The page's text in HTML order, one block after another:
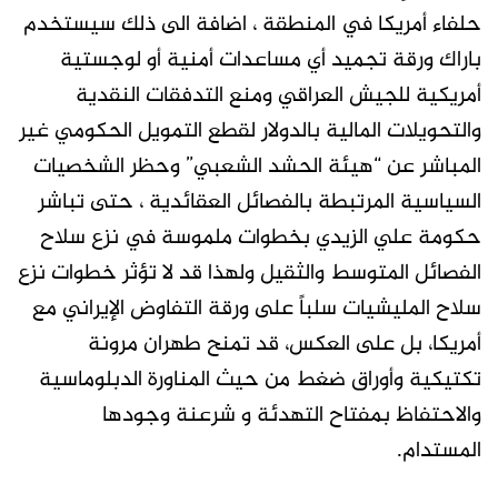
حلفاء أمريكا في المنطقة ، اضافة الى ذلك سيستخدم
باراك ورقة تجميد أي مساعدات أمنية أو لوجستية
أمريكية للجيش العراقي ومنع التدفقات النقدية
والتحويلات المالية بالدولار لقطع التمويل الحكومي غير
المباشر عن “هيئة الحشد الشعبي” وحظر الشخصيات
السياسية المرتبطة بالفصائل العقائدية ، حتى تباشر
حكومة علي الزيدي بخطوات ملموسة في نزع سلاح
الفصائل المتوسط والثقيل ولهذا قد لا تؤثر خطوات نزع
سلاح المليشيات سلباً على ورقة التفاوض الإيراني مع
أمريكا، بل على العكس، قد تمنح طهران مرونة
تكتيكية وأوراق ضغط من حيث المناورة الدبلوماسية
والاحتفاظ بمفتاح التهدئة و شرعنة وجودها
المستدام.